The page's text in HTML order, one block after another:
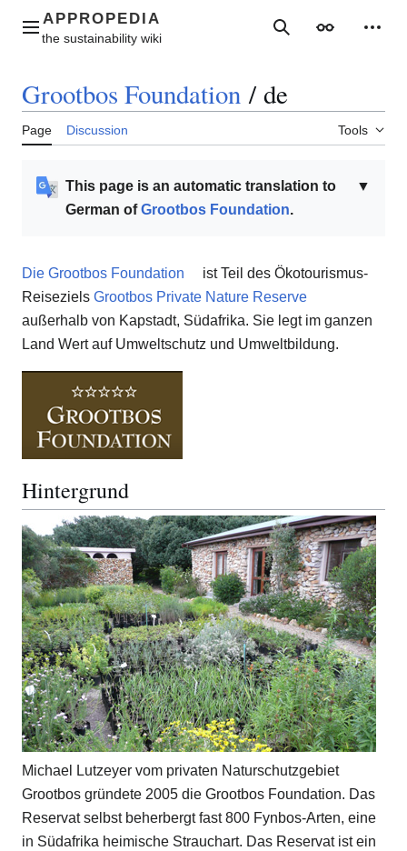
contentMain menu SearchAppearance
Grootbos Foundation / de
Page Discussion Tools
▼
This page is an automatic translation to
German ofGrootbos Foundation.
Die Grootbos Foundation
ist Teil des Ökotourismus-
Reiseziels Grootbos Private Nature Reserve
außerhalb von Kapstadt, Südafrika. Sie legt im ganzen
Land Wert auf Umweltschutz und Umweltbildung.
Hintergrund
Michael Lutzeyer vom privaten Naturschutzgebiet
Grootbos gründete 2005 die Grootbos Foundation. Das
Reservat selbst beherbergt fast 800 Fynbos-Arten, eine
in Südafrika heimische Strauchart. Das Reservat ist ein